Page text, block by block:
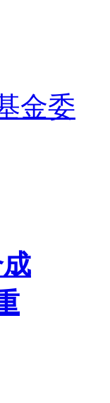
金委